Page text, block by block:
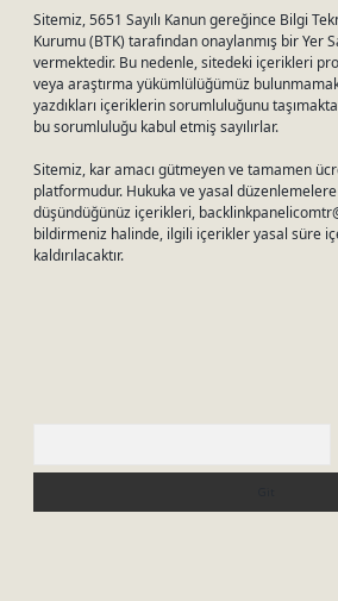
Sitemiz, 5651 Sayılı Kanun gereğince Bilgi
Kurumu (BTK) tarafından onaylanmış bir Yer
vermektedir. Bu nedenle, sitedeki içerikleri
veya araştırma yükümlülüğümüz
yazdıkları içeriklerin sorumluluğunu
bu sorumluluğu kabul etmiş sayılırlar.
Sitemiz, kar amacı gütmeyen ve tamamen
platformudur. Hukuka ve yasal düzenlemelere
düşündüğünüz içerikleri,
bildirmeniz halinde, ilgili içerikler yasal süre
kaldırılacaktır.